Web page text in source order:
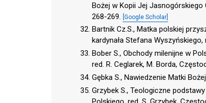
Bożej w Kopii Jej Jasnogórskiego
268-269. [Google Scholar]
Bartnik Cz.S., Matka polskiej
kardynała Stefana
Bober S., Obchody milenijne w
red. R. Ceglarek, M. Borda,
Gębka S., Nawiedzenie Matki
Grzybek S., Teologiczne